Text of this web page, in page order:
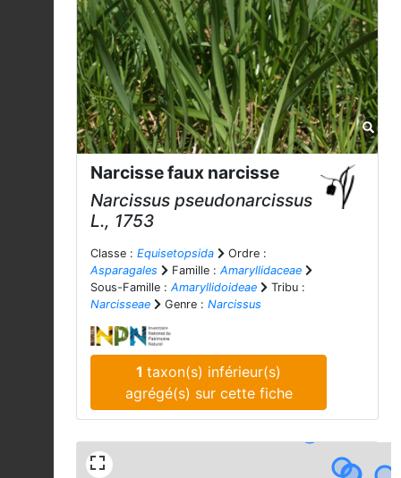
Narcisse faux narcisse
Narcissus pseudonarcissus
L., 1753
Classe : Equisetopsida
Ordre :
Asparagales
Famille : Amaryllidaceae
Sous-Famille : Amaryllidoideae
Tribu :
Narcisseae
Genre : Narcissus
1taxon(s) inférieur(s)
agrégé(s) sur cette fiche